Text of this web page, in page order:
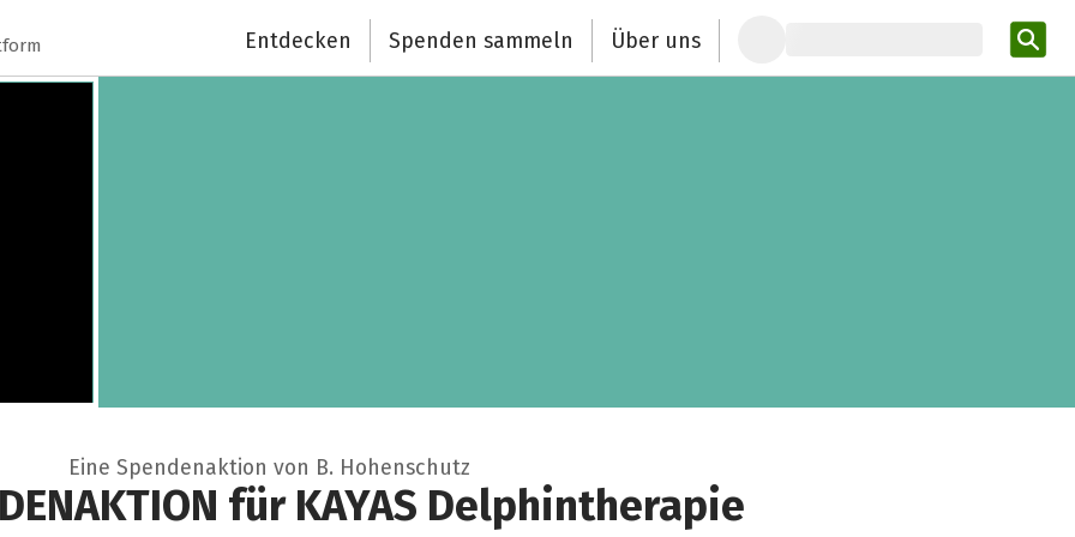
Entdecken Spenden sammeln Über uns
Eine Spendenaktion von B. Hohenschutz
für KAYAS Delphintherapie